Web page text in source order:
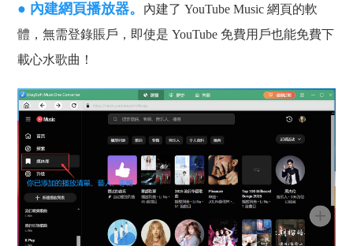
● 內建網頁播放器。
內建了 YouTube Music 網頁的軟
體，無需登錄賬戶，即使是 YouTube 免費用戶也能免費下
載心水歌曲！